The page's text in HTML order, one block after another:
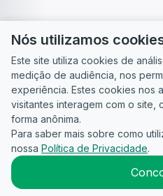
Guia do
Candidato
Para
empresas
2026
Nós utilizamos
Este site utiliza cookies de
medição de audiência, nos
experiência. Estes cookies nos
visitantes interagem com o site,
forma anônima.
Para saber mais sobre como
nossa Política de Privacidade.